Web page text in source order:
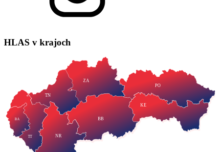
HLAS v krajoch
TT NR
TN
ZA
BB
PO
KE
BA